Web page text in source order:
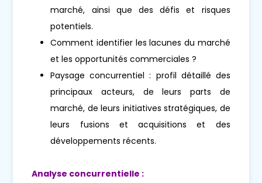
marché, ainsi que des défis et risques
potentiels.
Comment identifier les lacunes du marché
et les opportunités commerciales ?
Paysage concurrentiel : profil détaillé des
principaux acteurs, de leurs parts de
marché, de leurs initiatives stratégiques, de
leurs fusions et acquisitions et des
développements récents.
Analyse concurrentielle :